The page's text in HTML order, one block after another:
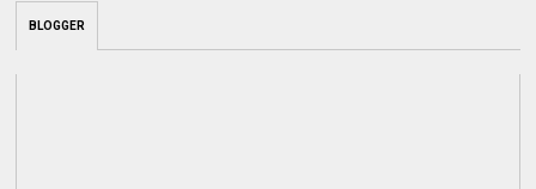
BLOGGER